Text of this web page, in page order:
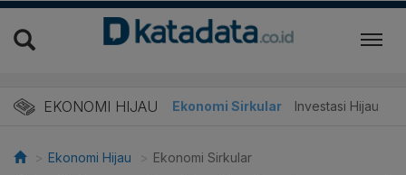
EKONOMI HIJAU
Energi Baru Ekonomi Sirkular Investasi Hijau
Ekonomi Hijau Ekonomi Sirkular